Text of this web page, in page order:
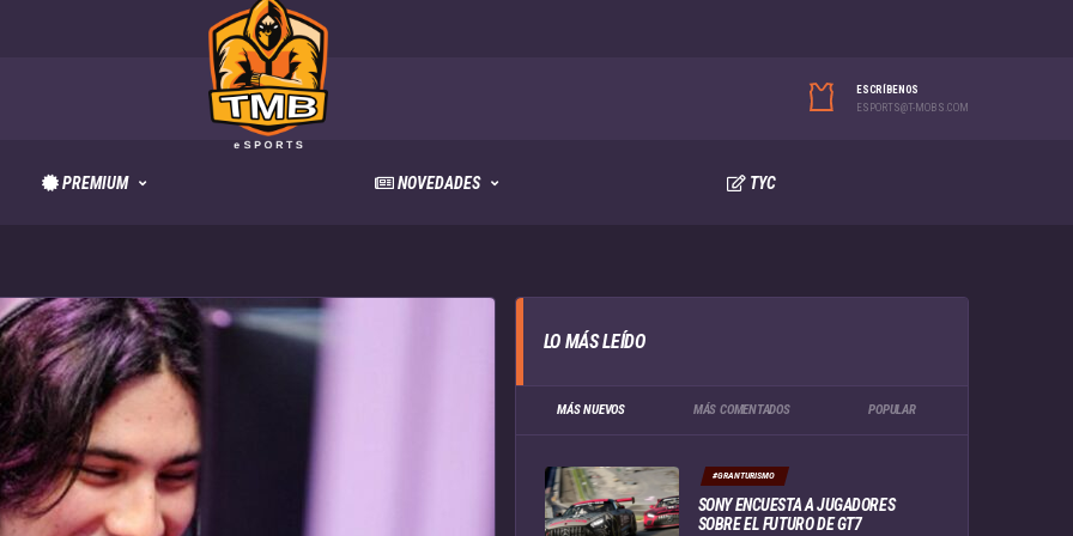
ESCRÍBENOS
ESPORTS@T-MOBS.COM
PREMIUM NOVEDADES TYC
LO MÁS LEÍDO
MÁS NUEVOS MÁS COMENTADOS POPULAR
#GRANTURISMO
SONY ENCUESTA A JUGADORES
SOBRE EL FUTURO DE GT7